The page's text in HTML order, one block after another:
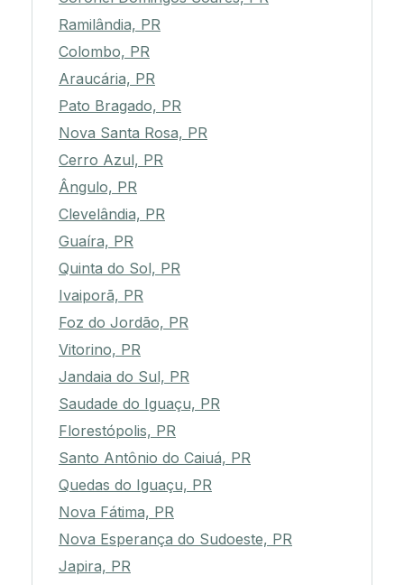
Ramilândia, PR
Colombo, PR
Araucária, PR
Pato Bragado, PR
Nova Santa Rosa, PR
Cerro Azul, PR
Ângulo, PR
Clevelândia, PR
Guaíra, PR
Quinta do Sol, PR
Ivaiporã, PR
Foz do Jordão, PR
Vitorino, PR
Jandaia do Sul, PR
Saudade do Iguaçu, PR
Florestópolis, PR
Santo Antônio do Caiuá, PR
Quedas do Iguaçu, PR
Nova Fátima, PR
Nova Esperança do Sudoeste, PR
Japira, PR